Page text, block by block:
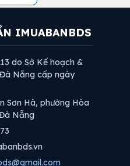
IMUABANBDS
do Sở Kế hoạch &
Nẵng cấp ngày
Sơn Hà, phường Hòa
Nẵng